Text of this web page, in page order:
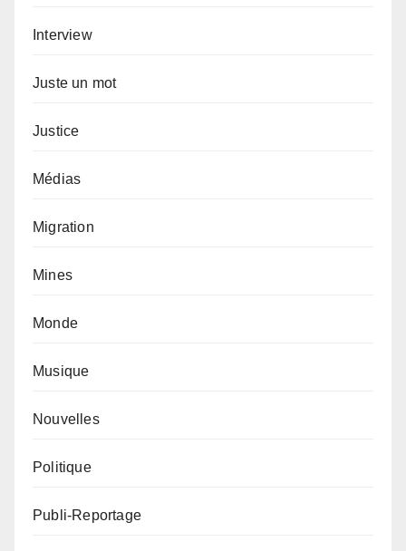
Interview
Juste un mot
Justice
Médias
Migration
Mines
Monde
Musique
Nouvelles
Politique
Publi-Reportage